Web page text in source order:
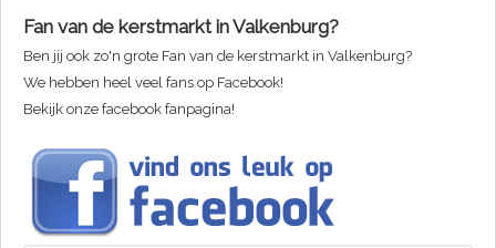
Fan van de kerstmarkt in Valkenburg?
Ben jij ook zo'n grote Fan van de kerstmarkt in Valkenburg?
We hebben heel veel fans op Facebook!
Bekijk onze facebook fanpagina!